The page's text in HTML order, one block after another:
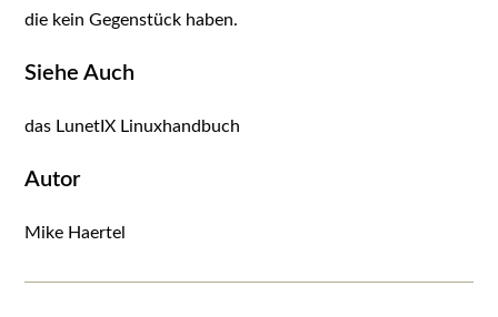
die kein Gegenstück haben.
Siehe Auch
das LunetIX Linuxhandbuch
Autor
Mike Haertel